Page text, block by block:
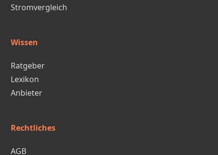
Stromvergleich
Wissen
Ratgeber
Lexikon
Anbieter
Rechtliches
AGB